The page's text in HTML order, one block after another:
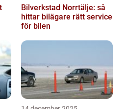
Bilverkstad Norrtälje: så
hittar bilägare rätt service
för bilen